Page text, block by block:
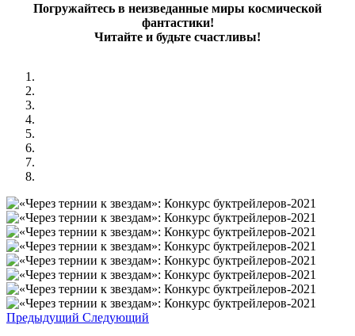
Погружайтесь в неизведанные миры космической
фантастики!
Читайте и будьте счастливы!
Предыдущий Следующий